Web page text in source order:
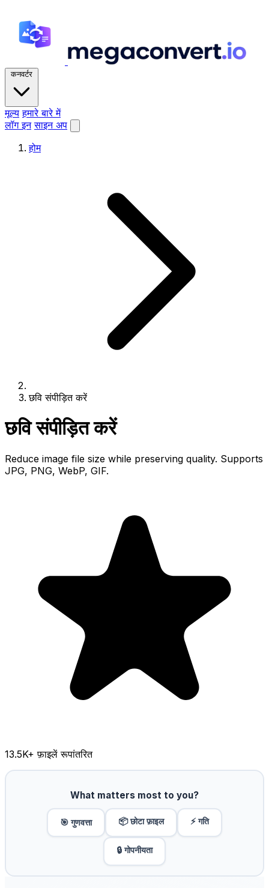
कनवर्टर
मूल्य हमारे बारे में
लॉग इन साइन अप
होम
छवि संपीड़ित करें
छवि संपीड़ित करें
Reduce image file size while preserving quality. Supports
JPG, PNG, WebP, GIF.
13.5K+ फ़ाइलें रूपांतरित
What matters most to you?
🎯 गुणवत्ता 📦 छोटा फ़ाइल ⚡ गति
🔒 गोपनीयता